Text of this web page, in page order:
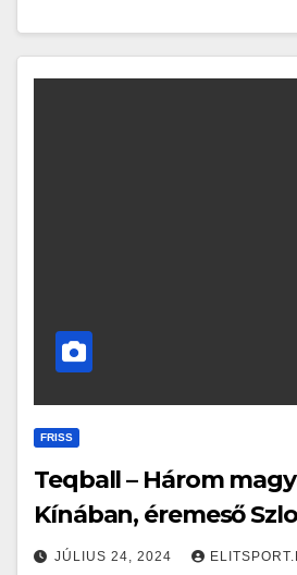
FRISS
Teqball – Három
Kínában, éremeső
JÚLIUS 24, 2024